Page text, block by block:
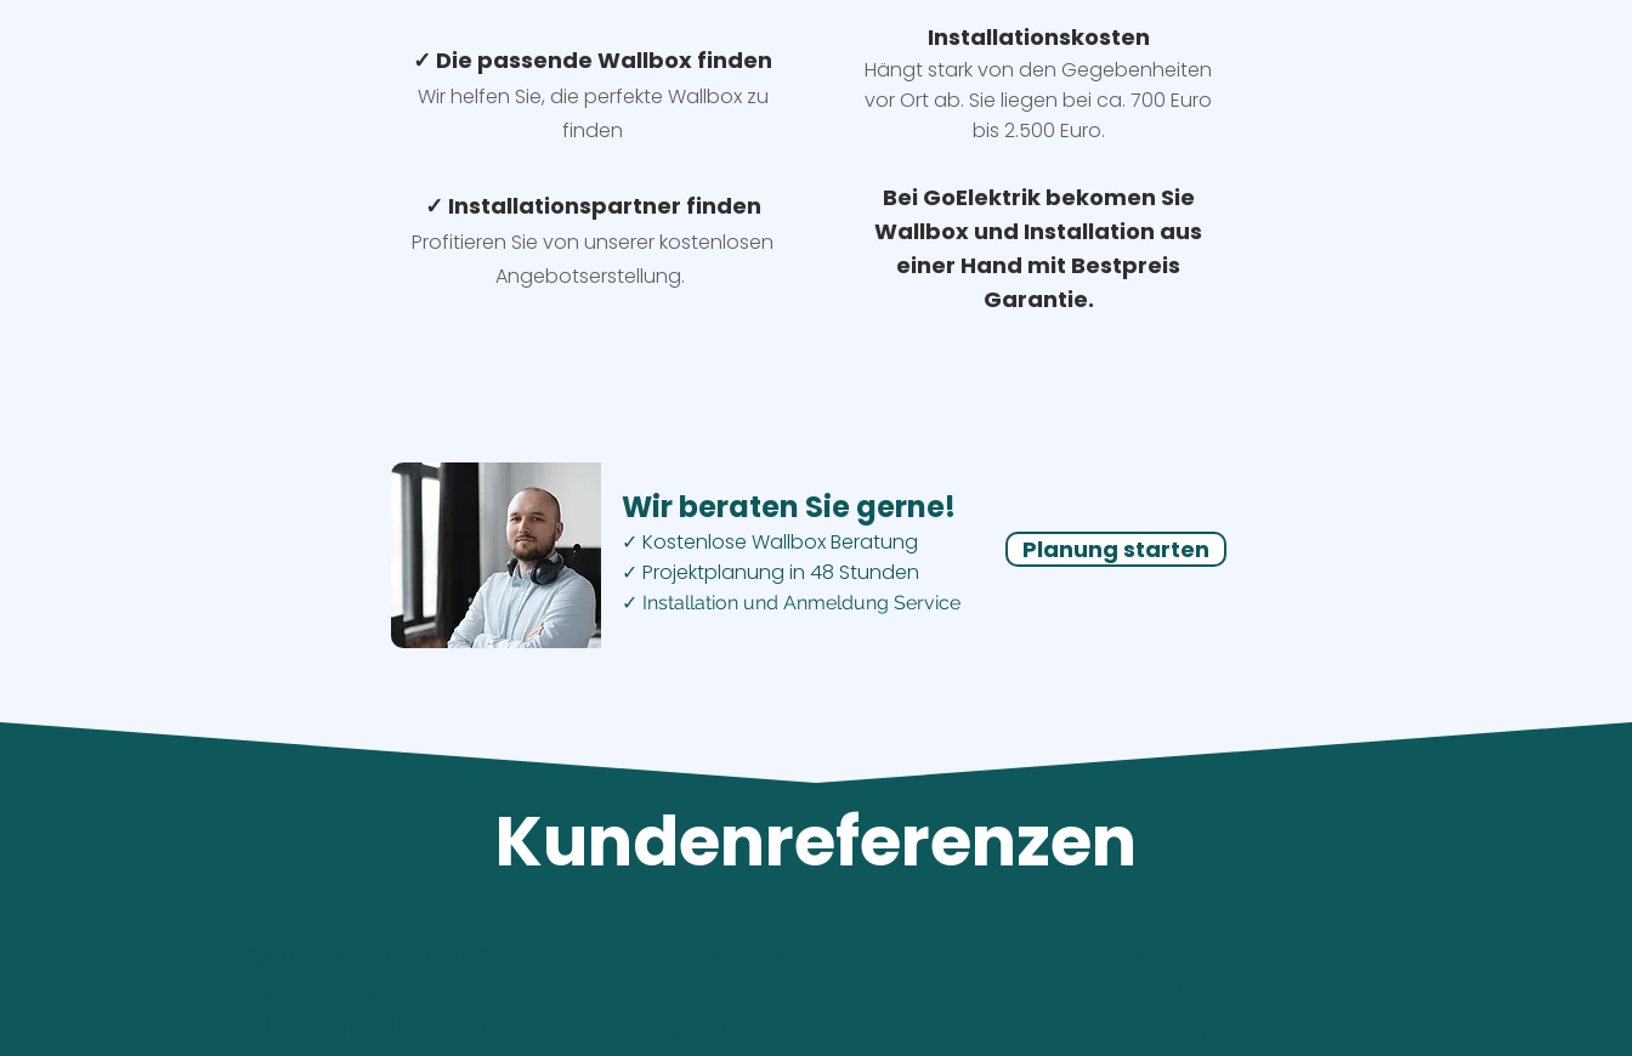
✓ Die passende Wallbox finden
Wir helfen Sie, die perfekte Wallbox zu
finden
✓ Installationspartner finden
Profitieren Sie von unserer kostenlosen
Angebotserstellung.
Installationskosten
Hängt stark von den Gegebenheiten
vor Ort ab. Sie liegen bei ca. 700 Euro
bis 2.500 Euro.
Bei GoElektrik bekomen Sie
Wallbox und Installation aus
einer Hand mit Bestpreis
Garantie.
Wir beraten Sie gerne!
✓ Kostenlose Wallbox Beratung
✓ Projektplanung in 48 Stunden
✓ Installation und Anmeldung Service
Planung starten
Kundenreferenzen